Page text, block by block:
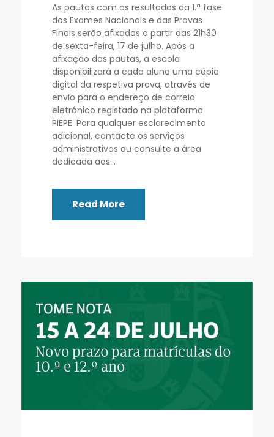
As pautas com os resultados da 1.ª fase
dos Exames Nacionais e das Provas
Finais serão afixadas a partir das 21h30
de sexta-feira, 17 de julho. Após a
afixação das pautas, a escola
disponibilizará a cada aluno uma cópia
digital da respetiva prova, através de
envio para o endereço de correio
eletrónico registado na plataforma
PIEPE. Para qualquer esclarecimento
adicional, contacte os serviços
administrativos ou consulte a área
dedicada aos...
Read More